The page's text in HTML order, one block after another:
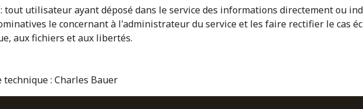
tout utilisateur ayant déposé dans le service des informations directement ou
le concernant à l'administrateur du service et les faire rectifier le cas
aux fichiers et aux libertés.
: Charles Bauer